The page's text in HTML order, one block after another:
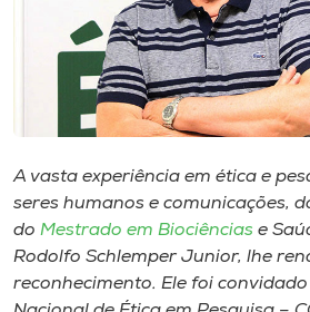
Store
A vasta experiência em ética e
seres humanos e comunicações,
do Mestrado em Biociências e
Rodolfo Schlemper Junior, lhe
reconhecimento. Ele foi